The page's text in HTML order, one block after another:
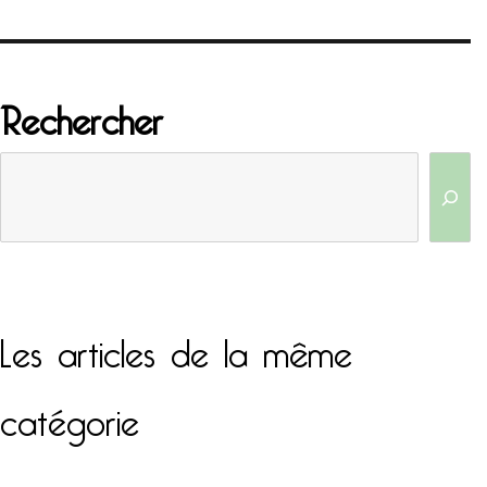
Rechercher
Les articles de la même
catégorie